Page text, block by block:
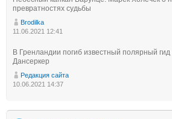
превратностях судьбы
Brodilka
11.06.2021 12:41
В Гренландии погиб известный полярный
Дансеркер
Редакция сайта
10.06.2021 14:37